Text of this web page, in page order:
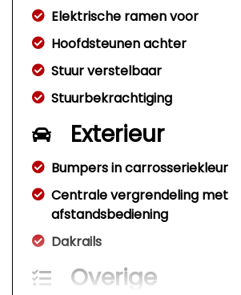
Elektrische ramen voor
Hoofdsteunen achter
Stuur verstelbaar
Stuurbekrachtiging
Exterieur
Bumpers in carrosseriekleur
Centrale vergrendeling met
afstandsbediening
Dakrails
Overige